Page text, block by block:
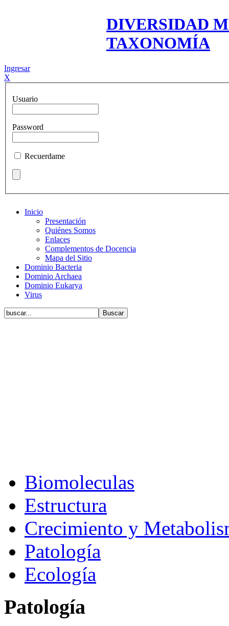
DIVERSIDAD
TAXONOMÍA
Ingresar
X
Usuario
Password
Recuerdame
Inicio
Presentación
Quiénes Somos
Enlaces
Complementos de Docencia
Mapa del Sitio
Dominio Bacteria
Dominio Archaea
Dominio Eukarya
Virus
Biomoleculas
Estructura
Crecimiento y
Patología
Ecología
Patología